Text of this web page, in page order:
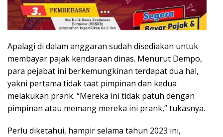
Apalagi di dalam anggaran sudah disediakan untuk
membayar pajak kendaraan dinas. Menurut Dempo,
para pejabat ini berkemungkinan terdapat dua hal,
yakni pertama tidak taat pimpinan dan kedua
melakukan prank. “Mereka ini tidak patuh dengan
pimpinan atau memang mereka ini prank,” tukasnya.
Perlu diketahui, hampir selama tahun 2023 ini,